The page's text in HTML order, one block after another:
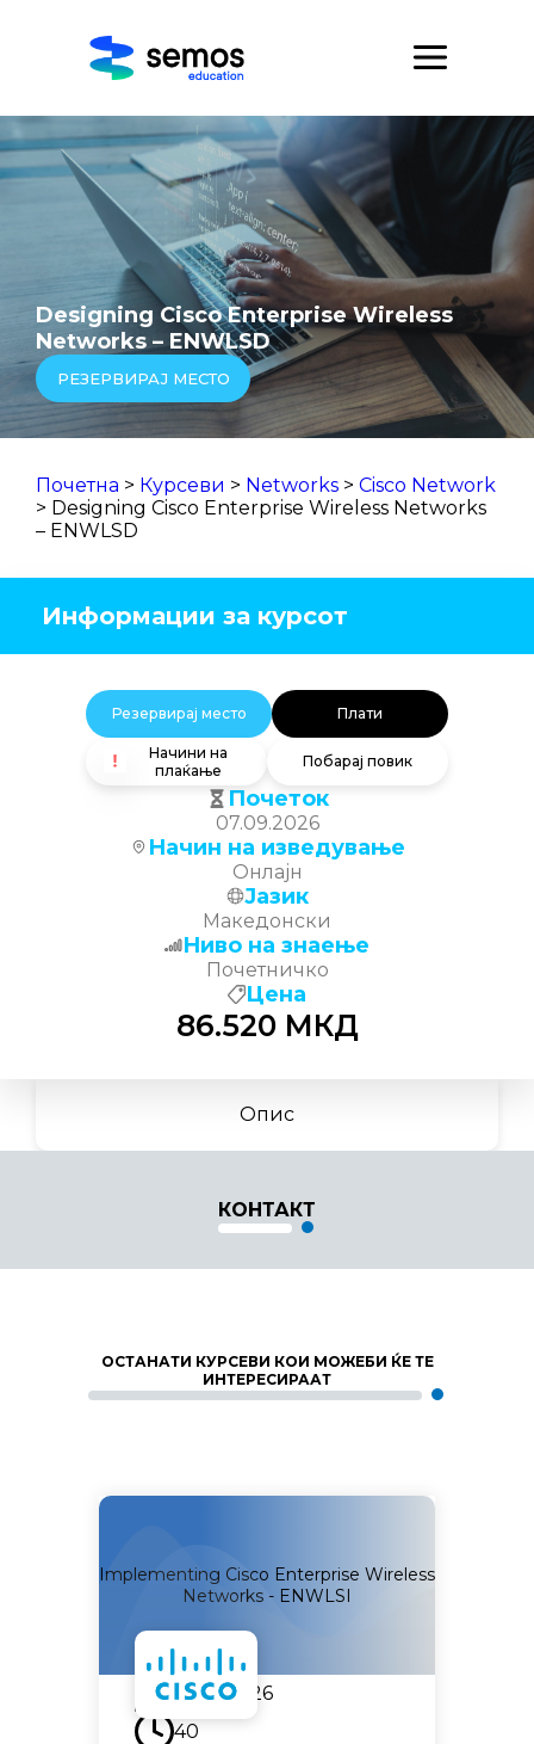
Designing Cisco Enterprise Wireless
Networks – ENWLSD
РЕЗЕРВИРАЈ МЕСТО
Почетна > Курсеви > Networks > Cisco Network
> Designing Cisco Enterprise Wireless Networks
– ENWLSD
Опис
КОНТАКТ
ОСТАНАТИ КУРСЕВИ КОИ МОЖЕБИ ЌЕ ТЕ
ИНТЕРЕСИРААТ
Implementing Cisco Enterprise Wireless
Networks - ENWLSI
07.09.2026
40
Информации за курсот
Резервирај место Плати
Начини на
плаќање
Побарај повик
Почеток
07.09.2026
Начин на изведување
Онлајн
Јазик
Македонски
Ниво на знаење
Почетничко
Цена
86.520МКД